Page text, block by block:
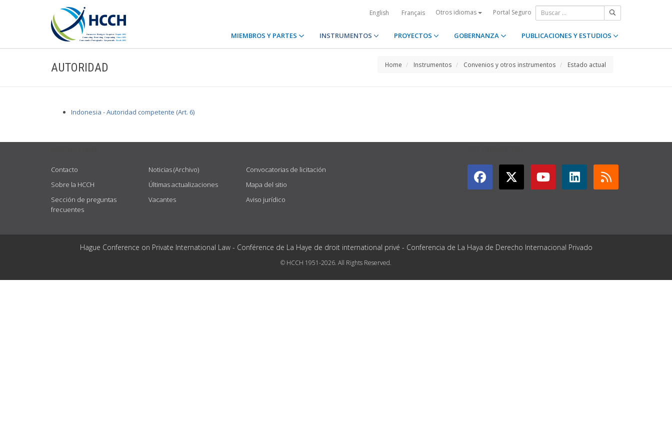
English Français Otros idiomas Portal Seguro
MIEMBROS Y PARTES INSTRUMENTOS PROYECTOS GOBERNANZA PUBLICACIONES Y ESTUDIOS
AUTORIDAD Home Instrumentos Convenios y otros instrumentos Estado actual
Indonesia - Autoridad competente (Art. 6)
Contacto
Sobre la HCCH
Sección de preguntas
frecuentes
Noticias (Archivo)
Últimas actualizaciones
Vacantes
Convocatorias de licitación
Mapa del sitio
Aviso jurídico
Hague Conference on Private International Law - Conférence de La Haye de droit international privé - Conferencia de La Haya de Derecho Internacional Privado
© HCCH 1951-2026. All Rights Reserved.